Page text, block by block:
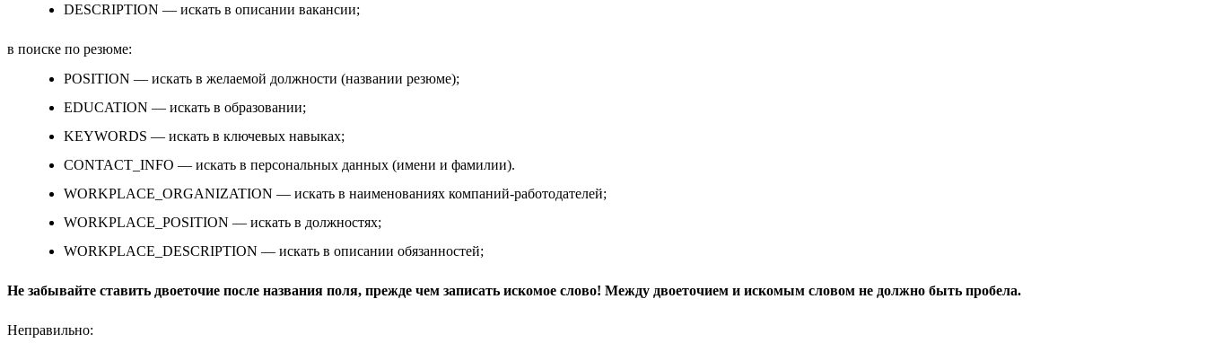
DESCRIPTION — искать в описании вакансии;
в поиске по резюме:
POSITION — искать в желаемой должности (названии резюме);
EDUCATION — искать в образовании;
KEYWORDS — искать в ключевых навыках;
CONTACT_INFO — искать в персональных данных (имени и фамилии).
WORKPLACE_ORGANIZATION — искать в наименованиях компаний-работодателей;
WORKPLACE_POSITION — искать в должностях;
WORKPLACE_DESCRIPTION — искать в описании обязанностей;
Не забывайте ставить двоеточие после названия поля, прежде чем записать искомое слово! Между двоеточием и искомым словом не должно быть пробела.
Неправильно: